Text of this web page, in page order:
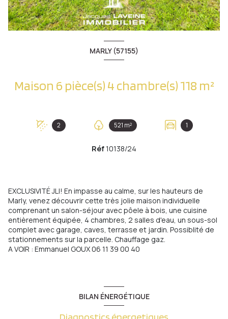
MARLY (57155)
Maison 6 pièce(s) 4 chambre(s) 118 m²
2 521 m² 1
Réf10138/24
EXCLUSIVITÉ JLI! En impasse au calme, sur les hauteurs de
Marly, venez découvrir cette très jolie maison individuelle
comprenant un salon-séjour avec pôele à bois, une cuisine
entièrement équipée, 4 chambres, 2 salles d'eau, un sous-sol
complet avec garage, caves, terrasse et jardin. Possiblité de
stationnements sur la parcelle. Chauffage gaz.
A VOIR : Emmanuel GOUX 06 11 39 00 40
BILAN ÉNERGÉTIQUE